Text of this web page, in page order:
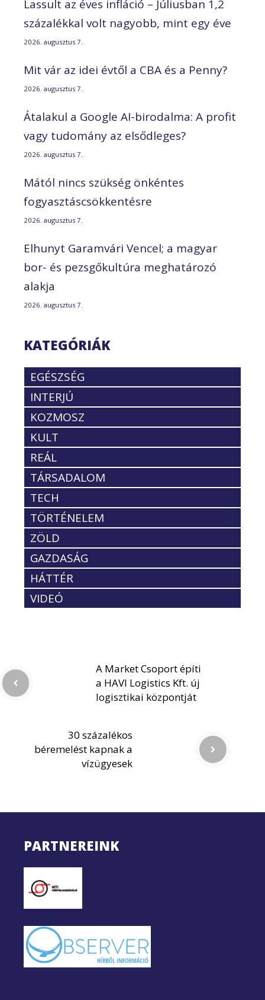
Lassult az éves infláció – Júliusban 1,2
százalékkal volt nagyobb, mint egy éve
2026. augusztus 7.
Mit vár az idei évtől a CBA és a Penny?
2026. augusztus 7.
Átalakul a Google AI-birodalma: A profit
vagy tudomány az elsődleges?
2026. augusztus 7.
Mától nincs szükség önkéntes
fogyasztáscsökkentésre
2026. augusztus 7.
Elhunyt Garamvári Vencel; a magyar
bor- és pezsgőkultúra meghatározó
alakja
2026. augusztus 7.
KATEGÓRIÁK
EGÉSZSÉG
INTERJÚ
KOZMOSZ
KULT
REÁL
TÁRSADALOM
TECH
TÖRTÉNELEM
ZÖLD
GAZDASÁG
HÁTTÉR
VIDEÓ
A Market Csoport építi
a HAVI Logistics Kft. új
logisztikai központját
30 százalékos
béremelést kapnak a
vízügyesek
PARTNEREINK